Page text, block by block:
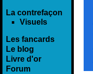
La contrefaçon
Visuels
Les fancards
Le blog
Livre d'or
Forum